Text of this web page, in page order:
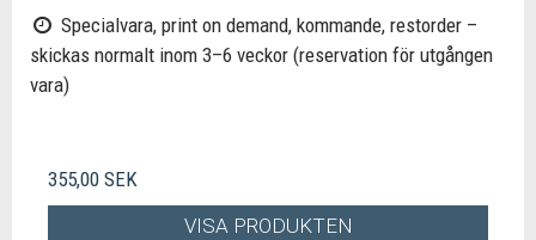
Specialvara, print on demand, kommande, restorder –
skickas normalt inom 3–6 veckor (reservation för utgången
vara)
355,00 SEK
VISA PRODUKTEN